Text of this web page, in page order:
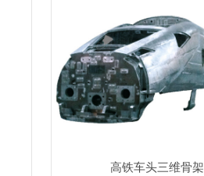
高铁车头三维骨架